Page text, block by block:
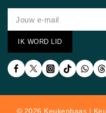
© 2026 Keukenbaas |